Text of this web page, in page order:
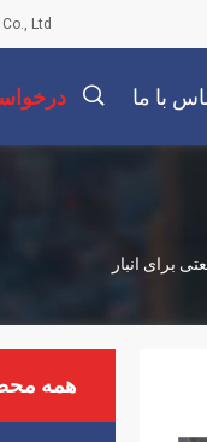
Ltd.
با ما
برای انبار
همه